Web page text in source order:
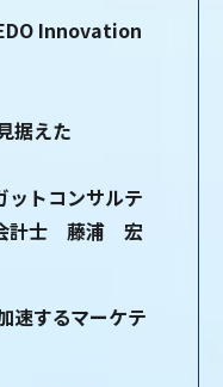
Innovation
据えた
ンサルテ
計士 藤浦 宏
するマーケテ